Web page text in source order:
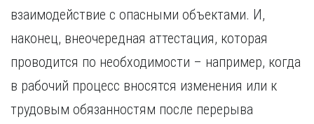
Магнитогорск
Махачкала
Мурманск
Н
Набережные Челны
Нижний Новгород
Череповец
Ярославль
взаимодействие с опасными объектами. И,
наконец, внеочередная аттестация, которая
проводится по необходимости – например, когда
в рабочий процесс вносятся изменения или к
трудовым обязанностям после перерыва